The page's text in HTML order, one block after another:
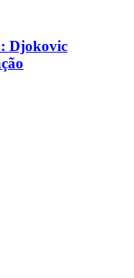
Djokovic